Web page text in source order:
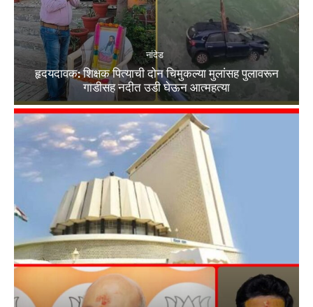
नांदेड
हृदयदावक: शिक्षक पित्याची दोन चिमुकल्या मुलांसह पुलावरून
गाडीसह नदीत उडी घेऊन आत्महत्या